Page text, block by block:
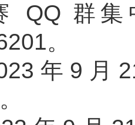
QQ 群
。
年 9 月